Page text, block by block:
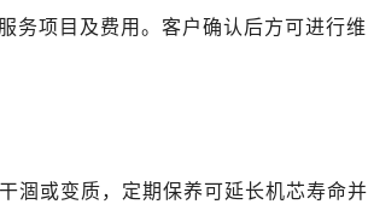
）
务项目及费用。客户确认后方可进行维
涸或变质，定期保养可延长机芯寿命并